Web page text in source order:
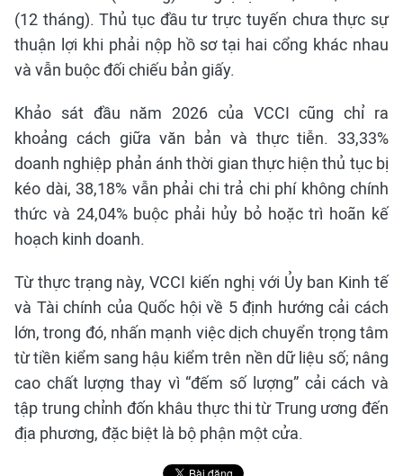
(12 tháng). Thủ tục đầu tư trực tuyến chưa thực sự
thuận lợi khi phải nộp hồ sơ tại hai cổng khác nhau
và vẫn buộc đối chiếu bản giấy.
Khảo sát đầu năm 2026 của VCCI cũng chỉ ra
khoảng cách giữa văn bản và thực tiễn. 33,33%
doanh nghiệp phản ánh thời gian thực hiện thủ tục bị
kéo dài, 38,18% vẫn phải chi trả chi phí không chính
thức và 24,04% buộc phải hủy bỏ hoặc trì hoãn kế
hoạch kinh doanh.
Từ thực trạng này, VCCI kiến nghị với Ủy ban Kinh tế
và Tài chính của Quốc hội về 5 định hướng cải cách
lớn, trong đó, nhấn mạnh việc dịch chuyển trọng tâm
từ tiền kiểm sang hậu kiểm trên nền dữ liệu số; nâng
cao chất lượng thay vì “đếm số lượng” cải cách và
tập trung chỉnh đốn khâu thực thi từ Trung ương đến
địa phương, đặc biệt là bộ phận một cửa.